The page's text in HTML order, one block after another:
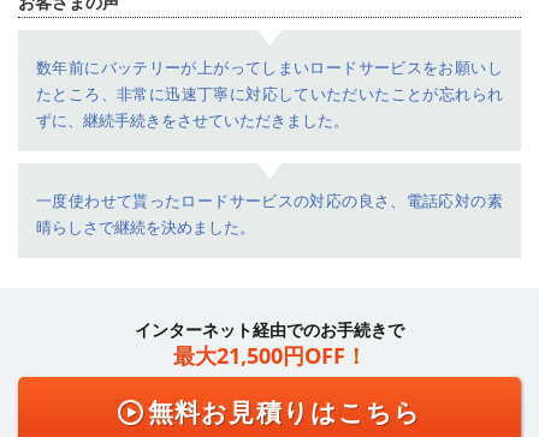
数年前にバッテリーが上がってしまいロードサービスをお願いし
たところ、非常に迅速丁寧に対応していただいたことが忘れられ
ずに、継続手続きをさせていただきました。
一度使わせて貰ったロードサービスの対応の良さ、電話応対の素
晴らしさで継続を決めました。
インターネット経由でのお手続きで
最大21,500円OFF！
無料お見積りはこちら